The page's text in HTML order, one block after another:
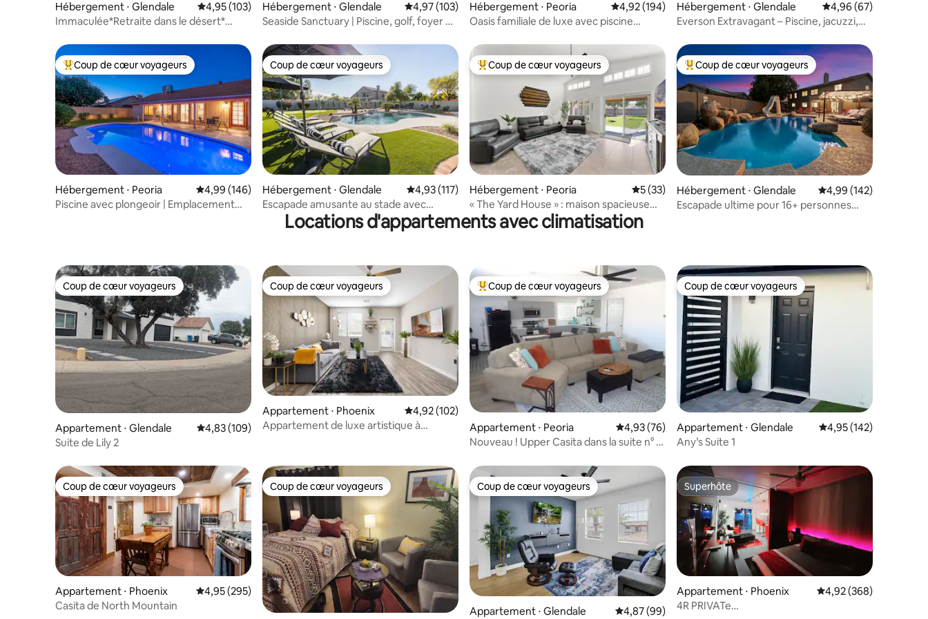
Hébergement ⋅ Glendale Évaluation moyenne sur la base de 103 commentaires : 4,95 sur 5
4,95 (103)
Immaculée*Retraite dans le désert*
Hébergement ⋅ Glendale Évaluation moyenne sur la base de 103 commentaires : 4,97 sur 5
4,97 (103)
Seaside Sanctuary | Piscine, golf, foyer et
Hébergement ⋅ Peoria Évaluation moyenne sur la base de 194 commentaires : 4,92 sur 5
4,92 (194)
Oasis familiale de luxe avec piscine
Hébergement ⋅ Glendale Évaluation moyenne
4,96 (67)
Everson Extravagant – Piscine, jacuzzi,
Coups de cœur voyageurs les plus appréciés
Coup de cœur voyageurs
Hébergement ⋅ Peoria Évaluation moyenne sur la base de 146 commentaires : 4,99 sur 5
4,99 (146)
Piscine avec plongeoir | Emplacement
Coup de cœur voyageurs
Coup de cœur voyageurs
Hébergement ⋅ Glendale Évaluation moyenne sur la base de 117 commentaires : 4,93 sur 5
4,93 (117)
Escapade amusante au stade avec
piscine chauffée et golf
Coups de cœur voyageurs les plus appréciés
Coup de cœur voyageurs
Hébergement ⋅ Peoria Évaluation moyenne sur la base de 33 commentaires : 5 sur 5
5 (33)
« The Yard House » : maison spacieuse
avec plan d'étage divisé
Coups de cœur voyageurs les plus appréciés
Coup de cœur voyageurs
Hébergement ⋅ Glendale Évaluation moyenne
4,99 (142)
Escapade ultime pour 16+ personnes
Locations d'appartements avec climatisation
Coup de cœur voyageurs
Coup de cœur voyageurs
Appartement ⋅ Glendale Évaluation moyenne sur la base de 109 commentaires : 4,83 sur 5
4,83 (109)
Suite de Lily 2
Coup de cœur voyageurs
Coup de cœur voyageurs
Appartement ⋅ Phoenix Évaluation moyenne sur la base de 102 commentaires : 4,92 sur 5
4,92 (102)
Appartement de luxe artistique à
Coups de cœur voyageurs les plus appréciés
Coup de cœur voyageurs
Appartement ⋅ Peoria Évaluation moyenne sur la base de 76 commentaires : 4,93 sur 5
4,93 (76)
Nouveau ! Upper Casita dans la suite n° 2
Coup de cœur voyageurs
Coup de cœur voyageurs
Appartement ⋅ Glendale Évaluation moyenne
4,95 (142)
Any’s Suite 1
Coup de cœur voyageurs
Coup de cœur voyageurs
Appartement ⋅ Phoenix Évaluation moyenne sur la base de 295 commentaires : 4,95 sur 5
4,95 (295)
Casita de North Mountain
Coup de cœur voyageurs
Coup de cœur voyageurs Coup de cœur voyageurs
Coup de cœur voyageurs
Appartement ⋅ Glendale Évaluation moyenne sur la base de 99 commentaires : 4,87 sur 5
4,87 (99)
Superhôte
Superhôte
Appartement ⋅ Phoenix Évaluation moyenne
4,92 (368)
4R PRIVATe